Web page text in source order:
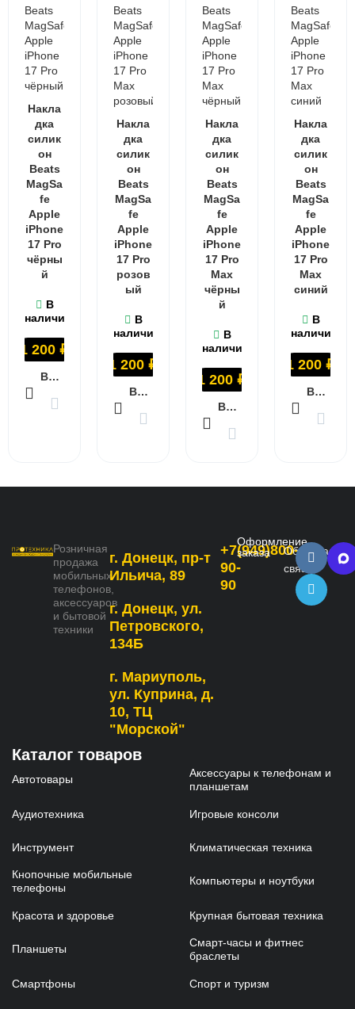
Накла
дка
силик
он
Beats
MagSa
fe
Apple
iPhone
17 Pro
чёрны
й
В
наличии
1 200 ₽
В КОРЗИНУ
Накла
дка
силик
он
Beats
MagSa
fe
Apple
iPhone
17 Pro
розов
ый
В
наличии
1 200 ₽
В КОРЗИНУ
Накла
дка
силик
он
Beats
MagSa
fe
Apple
iPhone
17 Pro
Max
чёрны
й
В
наличии
1 200 ₽
В КОРЗИНУ
Накла
дка
силик
он
Beats
MagSa
fe
Apple
iPhone
17 Pro
Max
синий
В
наличии
1 200 ₽
В КОРЗИНУ
Розничная
продажа
мобильных
телефонов,
аксессуаров
и бытовой
техники
г. Донецк, пр-т
Ильича, 89
г. Донецк, ул.
Петровского,
134Б
г. Мариуполь,
ул. Куприна, д.
10, ТЦ
"Морской"
+7(949)800-
90-
90
Оформление
заказа
Обратная
связь
Каталог товаров
Автотовары
Аксессуары к телефонам и
планшетам
Аудиотехника Игровые консоли
Инструмент Климатическая техника
Кнопочные мобильные
телефоны
Компьютеры и ноутбуки
Красота и здоровье Крупная бытовая техника
Планшеты
Смарт-часы и фитнес
браслеты
Смартфоны Спорт и туризм